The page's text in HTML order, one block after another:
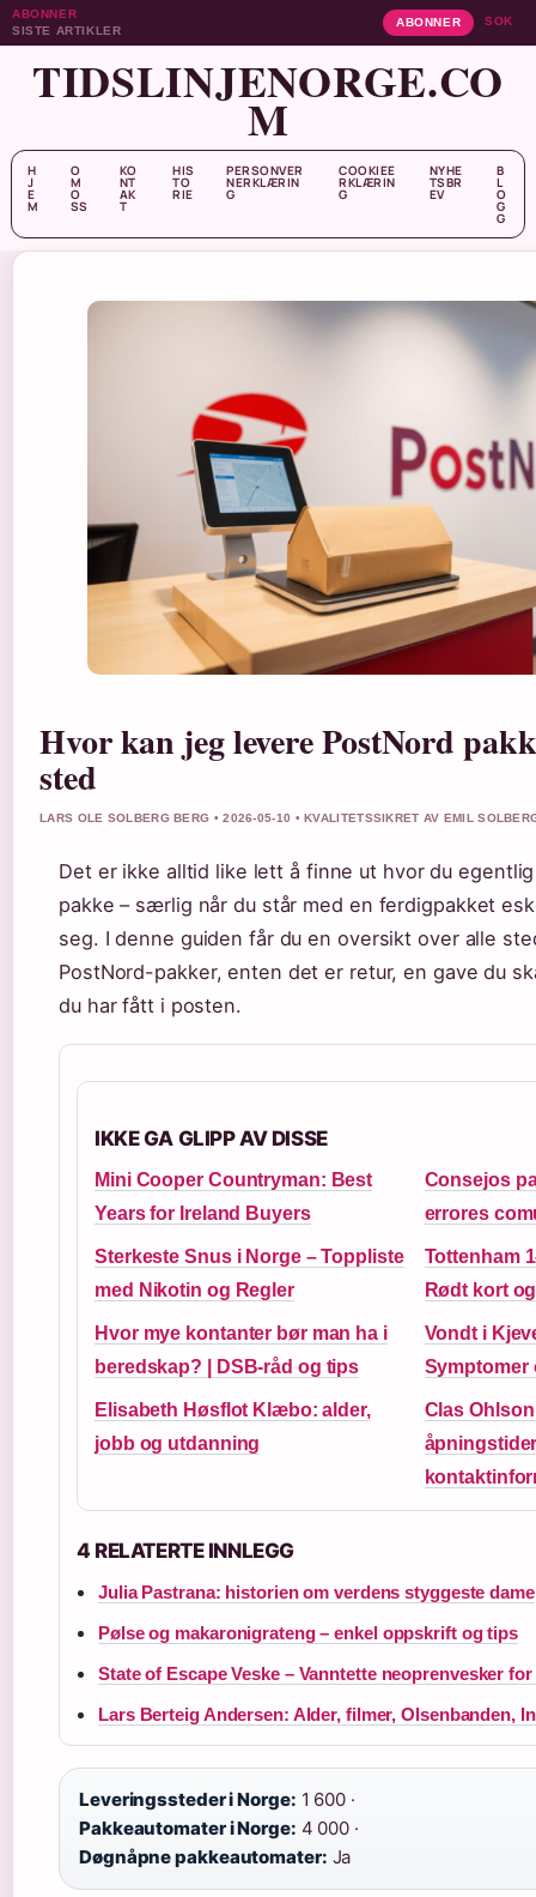
ABONNER
SISTE ARTIKLER
ABONNER SOK
TIDSLINJENORGE.CO
M
H
J
E
M
O
M
O
SS
KO
NT
AK
T
HIS
TO
RIE
PERSONVER
NERKLÆRIN
G
COOKIEE
RKLÆRIN
G
NYHE
TSBR
EV
B
L
O
G
G
Hvor kan jeg levere PostNord
sted
LARS OLE SOLBERG BERG • 2026-05-10 • KVALITETSSIKRET AV EMIL
Det er ikke alltid like lett å finne ut hvor du
pakke – særlig når du står med en ferdigpakket
seg. I denne guiden får du en oversikt over alle
PostNord-pakker, enten det er retur, en gave du
du har fått i posten.
IKKE GA GLIPP AV DISSE
Mini Cooper Countryman: Best
Years for Ireland Buyers
Consejos
errores
Sterkeste Snus i Norge – Toppliste
med Nikotin og Regler
Tottenham
Rødt kort
Hvor mye kontanter bør man ha i
beredskap? | DSB-råd og tips
Vondt i
Symptomer
Elisabeth Høsflot Klæbo: alder,
jobb og utdanning
Clas
4 RELATERTE INNLEGG
Julia Pastrana: historien om verdens styggeste dame
Pølse og makaronigrateng – enkel oppskrift og tips
State of Escape Veske – Vanntette neoprenvesker
Lars Berteig Andersen: Alder, filmer, Olsenbanden,
Leveringssteder i Norge: 1 600 ·
Pakkeautomater i Norge: 4 000 ·
Døgnåpne pakkeautomater: Ja